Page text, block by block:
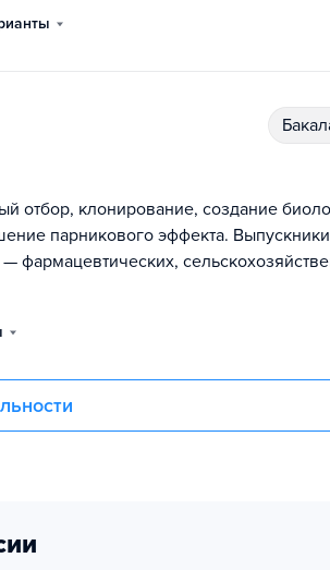
отбор, клонирование, создание
парникового эффекта. Выпускники
фармацевтических,